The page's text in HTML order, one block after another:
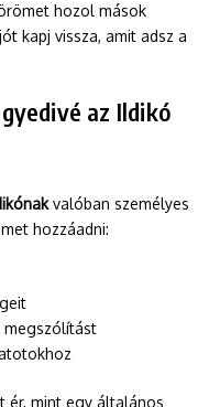
hozol mások
kapj vissza, amit adsz a
az Ildikó
valóban személyes
hozzáadni:
megszólítást
ér, mint egy általános